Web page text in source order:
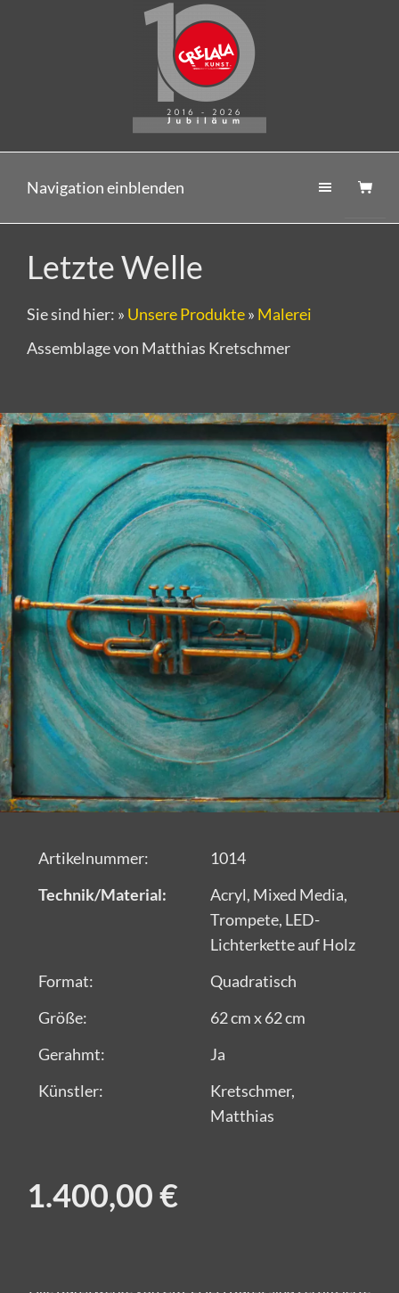
Navigation einblenden
Letzte Welle
Sie sind hier: » Unsere Produkte» Malerei
Assemblage von Matthias Kretschmer
Artikelnummer:
1014
Technik/Material:
Acryl, Mixed Media,
Trompete, LED-
Lichterkette auf Holz
Format:
Quadratisch
Größe:
62 cm x 62 cm
Gerahmt:
Ja
Künstler:
Kretschmer,
Matthias
1.400,00 €